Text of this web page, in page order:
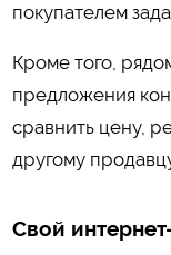
покупателем
Кроме того,
предложения
сравнить цену,
другому
Свой